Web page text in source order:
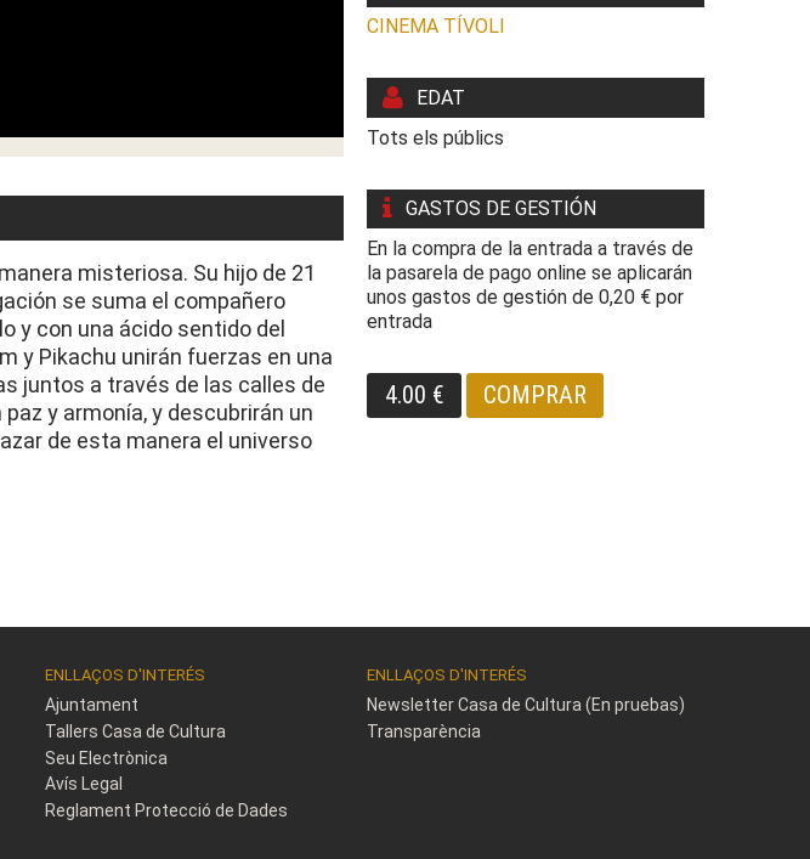
misteriosa. Su hijo de 21
se suma el compañero
y con una ácido sentido del
y Pikachu unirán fuerzas en una
juntos a través de las calles de
y armonía, y descubrirán un
de esta manera el universo
CINEMA TÍVOLI
EDAT
Tots els públics
GASTOS DE GESTIÓN
En la compra de la entrada a través de
la pasarela de pago online se aplicarán
unos gastos de gestión de 0,20 € por
entrada
4.00 € COMPRAR
ENLLAÇOS D'INTERÉS
Ajuntament
Tallers Casa de Cultura
Seu Electrònica
Avís Legal
Reglament Protecció de Dades
ENLLAÇOS D'INTERÉS
Newsletter Casa de Cultura (En pruebas)
Transparència